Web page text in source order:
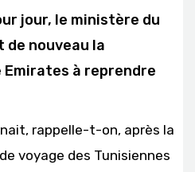
jour, le ministère du
nouveau la
Emirates à reprendre
rappelle-t-on, après la
voyage des Tunisiennes